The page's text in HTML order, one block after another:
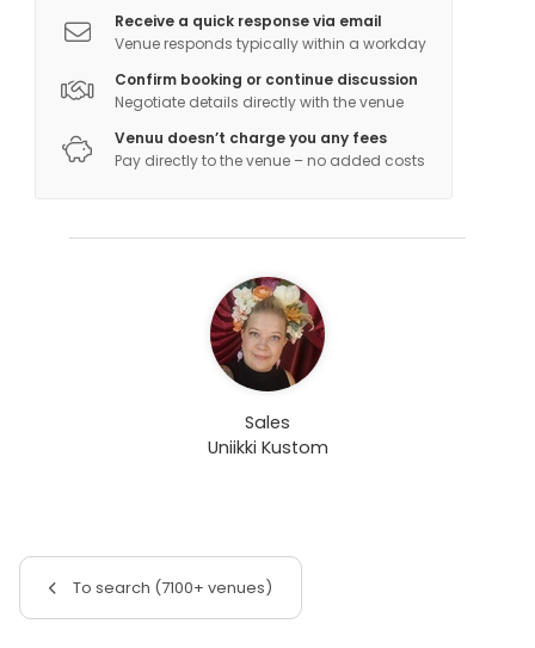
Receive a quick response via email
Venue responds typically within a workday
Confirm booking or continue discussion
Negotiate details directly with the venue
Venuu doesn’t charge you any fees
Pay directly to the venue – no added costs
Sales
Uniikki Kustom
To search (7100+ venues)